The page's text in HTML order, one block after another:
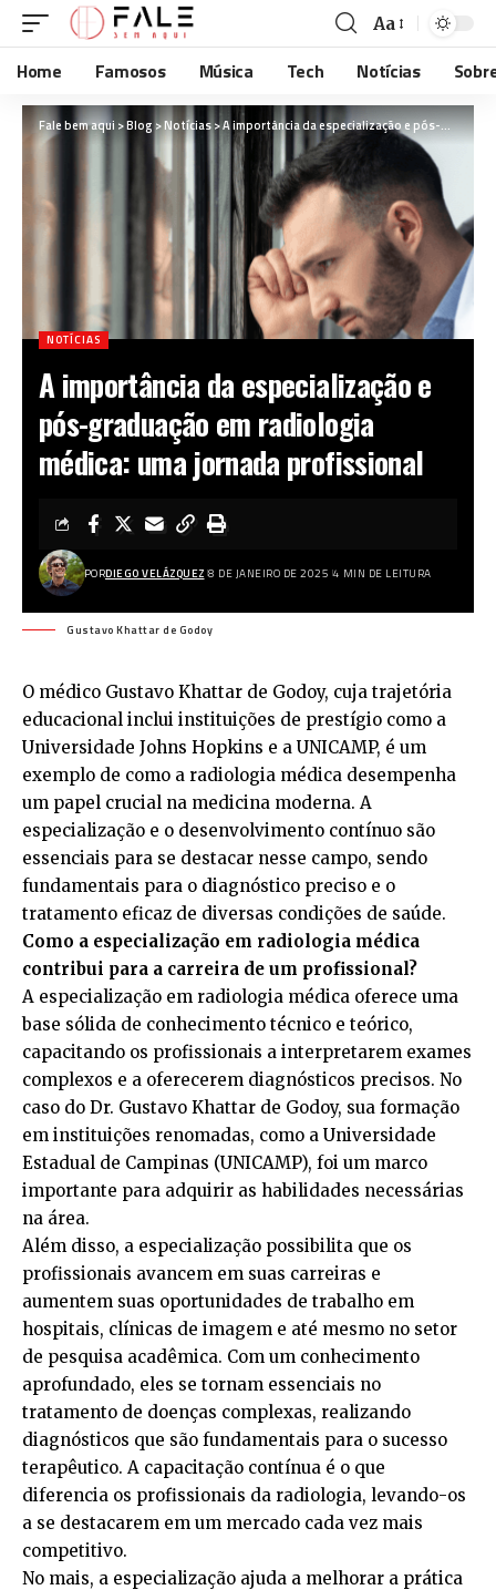
Aa
Home Famosos Música Tech Notícias
Fale bem aqui >Blog >Notícias>A importância da especialização e pós-graduação em radiologia médica: uma jornada profissional
NOTÍCIAS
A importância da especialização e
pós-graduação em radiologia
médica: uma jornada profissional
PORDIEGO VELÁZQUEZ 8 DE JANEIRO DE 2025 4 MIN DE LEITURA
Gustavo Khattar de Godoy
O médico Gustavo Khattar de Godoy, cuja trajetória
educacional inclui instituições de prestígio como a
Universidade Johns Hopkins e a UNICAMP, é um
exemplo de como a radiologia médica desempenha
um papel crucial na medicina moderna. A
especialização e o desenvolvimento contínuo são
essenciais para se destacar nesse campo, sendo
fundamentais para o diagnóstico preciso e o
tratamento eficaz de diversas condições de saúde.
Como a especialização em radiologia médica
contribui para a carreira de um profissional?
A especialização em radiologia médica oferece uma
base sólida de conhecimento técnico e teórico,
capacitando os profissionais a interpretarem exames
complexos e a oferecerem diagnósticos precisos. No
caso do Dr. Gustavo Khattar de Godoy, sua formação
em instituições renomadas, como a Universidade
Estadual de Campinas (UNICAMP), foi um marco
importante para adquirir as habilidades necessárias
na área.
Além disso, a especialização possibilita que os
profissionais avancem em suas carreiras e
aumentem suas oportunidades de trabalho em
hospitais, clínicas de imagem e até mesmo no setor
de pesquisa acadêmica. Com um conhecimento
aprofundado, eles se tornam essenciais no
tratamento de doenças complexas, realizando
diagnósticos que são fundamentais para o sucesso
terapêutico. A capacitação contínua é o que
diferencia os profissionais da radiologia, levando-os
a se destacarem em um mercado cada vez mais
competitivo.
No mais, a especialização ajuda a melhorar a prática